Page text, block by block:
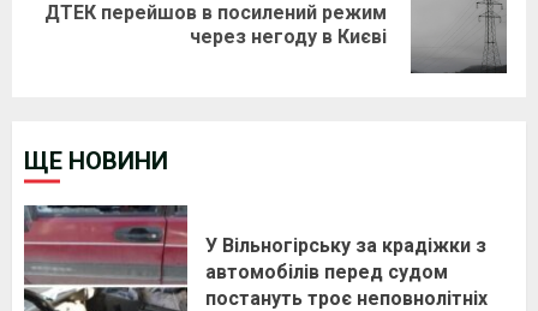
Next
ДТЕК перейшов в посилений режим
через негоду в Києві
ЩЕ НОВИНИ
У Вільногірську за крадіжки з
автомобілів перед судом
постануть троє неповнолітніх